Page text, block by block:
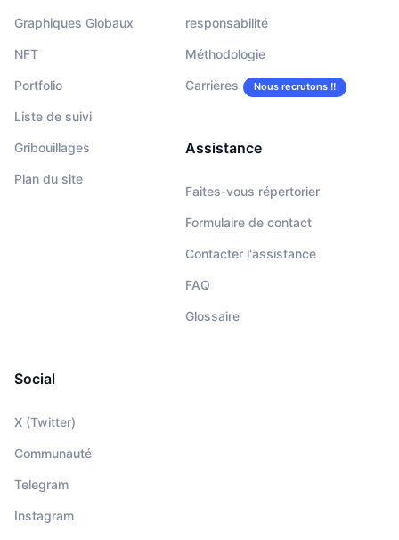
Graphiques Globaux
NFT
Portfolio
Liste de suivi
Gribouillages
Plan du site
responsabilité
Méthodologie
Carrières Nous recrutons !!
Assistance
Faites-vous répertorier
Formulaire de contact
Contacter l'assistance
FAQ
Glossaire
Social
X (Twitter)
Communauté
Telegram
Instagram